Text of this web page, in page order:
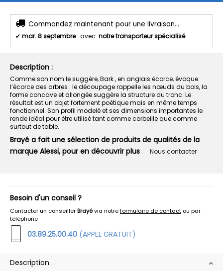
Commandez maintenant pour une livraison...
✔ mar. 8 septembre avec notre transporteur spécialisé
Description :
Comme son nom le suggère, Bark , en anglais écorce, évoque
l’écorce des arbres : le découpage rappelle les nœuds du bois, la
forme concave et allongée suggère la structure du tronc. Le
résultat est un objet fortement poétique mais en même temps
fonctionnel. Son profil modelé et ses dimensions importantes le
rende idéal pour être utilisé tant comme corbeille que comme
surtout de table.
Brayé a fait une sélection de produits de qualités de la
marque Alessi, pour en découvrir plus
Nous contacter
Besoin d'un conseil ?
Contacter un conseillerBrayévia notreformulaire de contact ou par
téléphone
03.89.25.00.40 (APPEL GRATUIT)
Description